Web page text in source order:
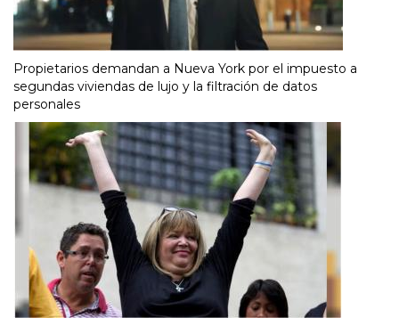
Propietarios demandan a Nueva York por el impuesto a
segundas viviendas de lujo y la filtración de datos
personales